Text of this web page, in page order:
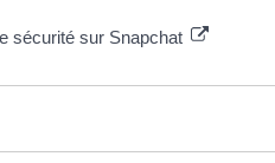
sécurité sur Snapchat